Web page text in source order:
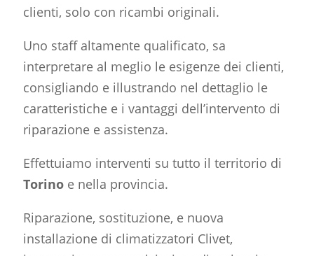
clienti, solo con ricambi originali.
Uno staff altamente qualificato, sa
interpretare al meglio le esigenze dei clienti,
consigliando e illustrando nel dettaglio le
caratteristiche e i vantaggi dell’intervento di
riparazione e assistenza.
Effettuiamo interventi su tutto il territorio di
Torino e nella provincia.
Riparazione, sostituzione, e nuova
installazione di climatizzatori Clivet,